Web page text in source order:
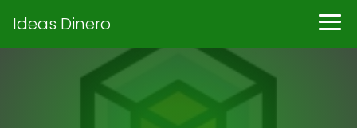
Ideas Dinero